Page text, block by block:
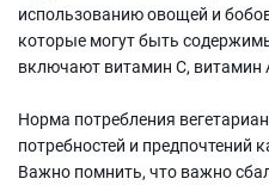
использованию овощей и
которые могут быть
включают витамин С, витамин
Норма потребления
потребностей и предпочтений
Важно помнить, что важно